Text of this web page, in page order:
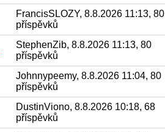
FrancisSLOZY, 8.8.2026 11:13, 80
příspěvků
StephenZib, 8.8.2026 11:13, 80
příspěvků
Johnnypeemy, 8.8.2026 11:04, 80
příspěvků
DustinViono, 8.8.2026 10:18, 68
příspěvků